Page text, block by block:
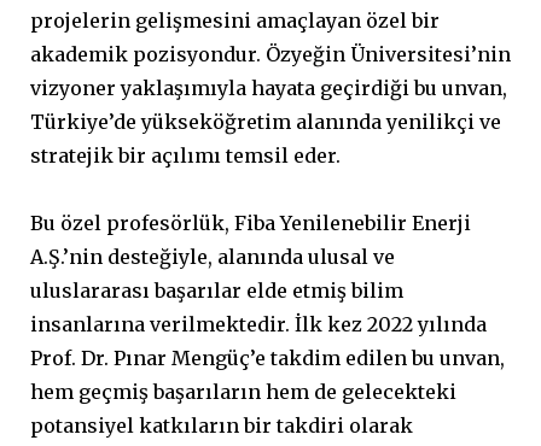
projelerin gelişmesini amaçlayan özel bir
akademik pozisyondur. Özyeğin Üniversitesi’nin
vizyoner yaklaşımıyla hayata geçirdiği bu unvan,
Türkiye’de yükseköğretim alanında yenilikçi ve
stratejik bir açılımı temsil eder.
Bu özel profesörlük, Fiba Yenilenebilir Enerji
A.Ş.’nin desteğiyle, alanında ulusal ve
uluslararası başarılar elde etmiş bilim
insanlarına verilmektedir. İlk kez 2022 yılında
Prof. Dr. Pınar Mengüç’e takdim edilen bu unvan,
hem geçmiş başarıların hem de gelecekteki
potansiyel katkıların bir takdiri olarak